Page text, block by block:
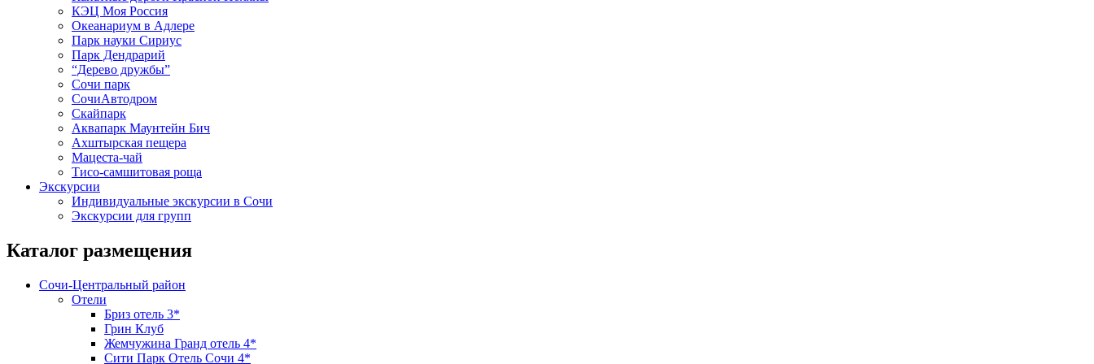
КЭЦ Моя Россия
Океанариум в Адлере
Парк науки Сириус
Парк Дендрарий
“Дерево дружбы”
Сочи парк
СочиАвтодром
Скайпарк
Аквапарк Маунтейн Бич
Ахштырская пещера
Мацеста-чай
Тисо-самшитовая роща
Экскурсии
Индивидуальные экскурсии в Сочи
Экскурсии для групп
Каталог размещения
Сочи-Центральный район
Отели
Бриз отель 3*
Грин Клуб
Жемчужина Гранд отель 4*
Сити Парк Отель Сочи 4*